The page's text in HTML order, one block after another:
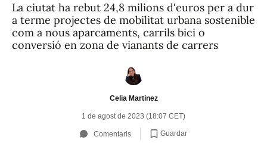
La ciutat ha rebut 24,8 milions d'euros per a dur
a terme projectes de mobilitat urbana sostenible
com a nous aparcaments, carrils bici o
conversió en zona de vianants de carrers
Celia Martinez
1 de agost de 2023 (18:07 CET)
Comentaris Guardar